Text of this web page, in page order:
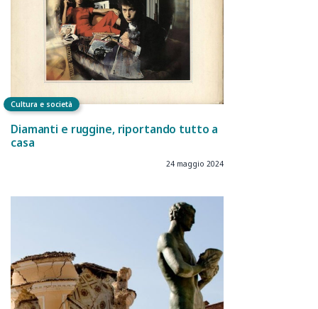
Cultura e società
Diamanti e ruggine, riportando tutto a
casa
24 maggio 2024